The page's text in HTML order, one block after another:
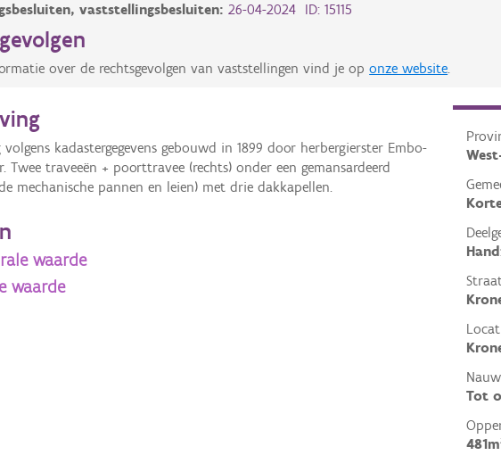
vaststellingsbesluiten:26-04-2024 ID: 15115
over de rechtsgevolgen van vaststellingen vind je oponze website.
Tot
kadastergegevens gebouwd in 1899 door herbergierster Embo-
Twee traveeën + poorttravee (rechts) onder een gemansardeerd
mechanische pannen en leien) met drie dakkapellen.
waarde
waarde